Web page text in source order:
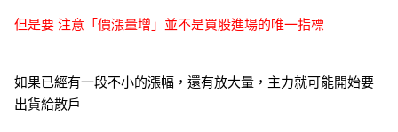
但是要 注意「價漲量增」並不是買股進場的唯一指標
如果已經有一段不小的漲幅，還有放大量，主力就可能開始要
出貨給散戶